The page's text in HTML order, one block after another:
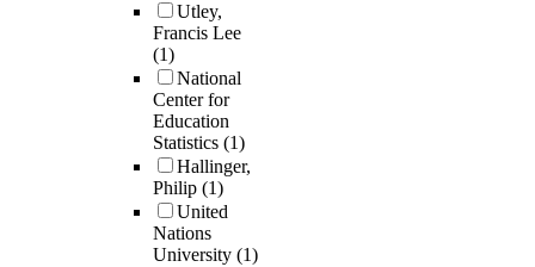
Utley,
Francis Lee
(1)
National
Center for
Education
Statistics (1)
Hallinger,
Philip (1)
United
Nations
University (1)